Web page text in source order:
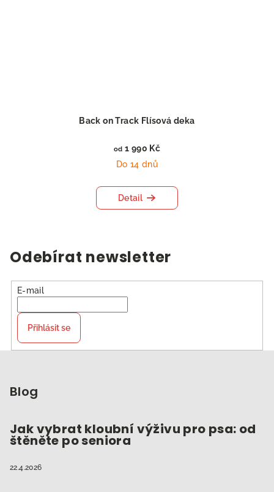
Back on Track Flísová deka
od 1 990 Kč
Do 14 dnů
Detail
Odebírat newsletter
E-mail
Přihlásit se
Blog
Jak vybrat kloubní výživu pro psa: od
štěněte po seniora
22.4.2026